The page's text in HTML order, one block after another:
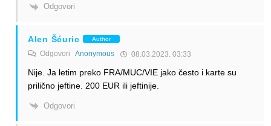
Odgovori
Alen Šćuric Author
Odgovori Anonymous 08.03.2023. 03:33
Nije. Ja letim preko FRA/MUC/VIE jako često i karte su
prilično jeftine. 200 EUR ili jeftinije.
Odgovori